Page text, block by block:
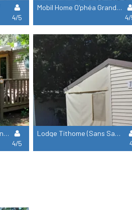
4/5
Mobil Home O'phéa Grand Confort Climatisé
4/
Mobile Home Riviera Grand Confort Climatisé
4/5
Lodge Tithome (Sans Sanitaires)